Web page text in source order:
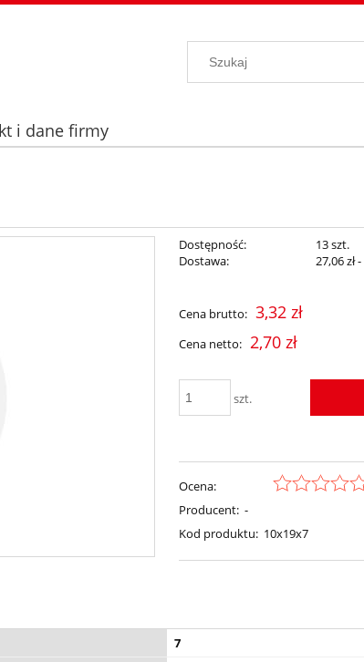
i dane firmy
Dostępność:
13 szt.
Dostawa:
27,06 zł
płatności
Cena brutto: 3,32 zł
Cena netto: 2,70 zł
szt.
Ocena:
Producent: -
Kod produktu: 10x19x7
7